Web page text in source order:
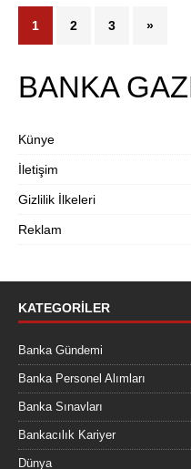
1 2 3 »
BANKA
Künye
İletişim
Gizlilik İlkeleri
Reklam
KATEGORILER
Banka Gündemi
Banka Personel Alımları
Banka Sınavları
Bankacılık Kariyer
Dünya